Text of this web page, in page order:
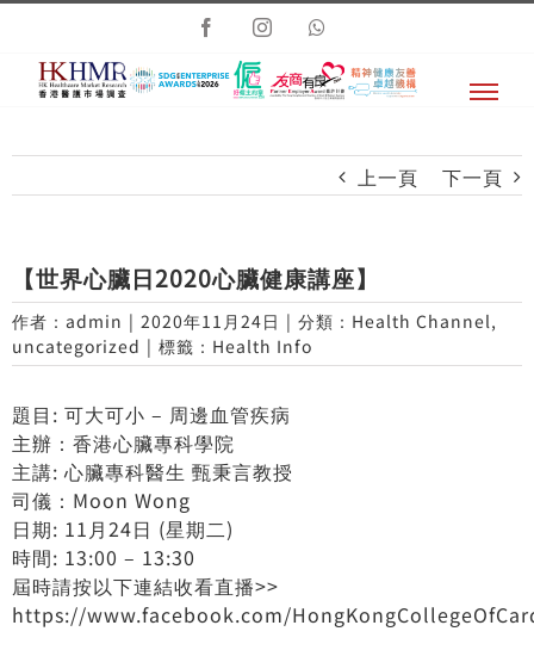
Skip
content
FacebookInstagram
上一頁 下一頁
【世界心臟日2020心臟健康講座】
作者： admin | 2020年11月24日 | 分類： Health Channel,
uncategorized | 標籤： Health Info
題目: 可大可小 – 周邊血管疾病
主辦：香港心臟專科學院
主講: 心臟專科醫生 甄秉言教授
司儀：Moon Wong
日期: 11月24日 (星期二)
時間: 13:00 – 13:30
屆時請按以下連結收看直播>>
https://www.facebook.com/